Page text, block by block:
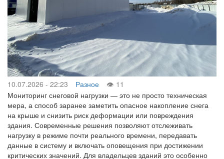
10.07.2026 - 22:23 Разное
11
Мониторинг снеговой нагрузки — это не просто техническая
мера, а способ заранее заметить опасное накопление снега
на крыше и снизить риск деформации или повреждения
здания. Современные решения позволяют отслеживать
нагрузку в режиме почти реального времени, передавать
данные в систему и включать оповещения при достижении
критических значений. Для владельцев зданий это особенно